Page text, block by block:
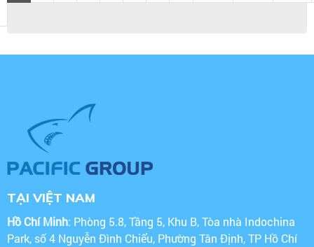
TẠI VIỆT NAM
Hồ Chí Minh: Phòng 5.8, Tầng 5, Khu B, Tòa nhà Indochina
Park, số 4 Nguyễn Đình Chiểu, Phường Tân Định, TP Hồ Chí